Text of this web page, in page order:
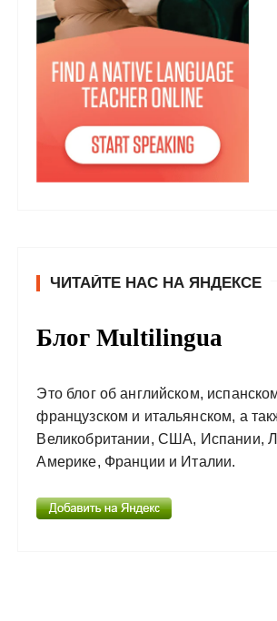
ЧИТАЙТЕ НАС НА ЯНДЕКСЕ
Блог Multilingua
Это блог об английском,
французском и итальянском, а
Великобритании, США, Испании,
Америке, Франции и Италии.